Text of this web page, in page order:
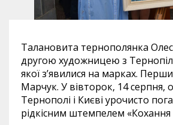
Талановита тернополянка
другою художницею з
якої з’явилися на марках.
Марчук. У вівторок, 14 серпня,
Тернополі і Києві урочисто
рідкісним штемпелем